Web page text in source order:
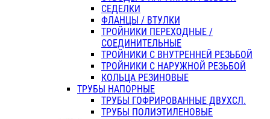
СЕДЕЛКИ
ФЛАНЦЫ / ВТУЛКИ
ТРОЙНИКИ ПЕРЕХОДНЫЕ /
СОЕДИНИТЕЛЬНЫЕ
ТРОЙНИКИ С ВНУТРЕННЕЙ РЕЗЬБОЙ
ТРОЙНИКИ С НАРУЖНОЙ РЕЗЬБОЙ
КОЛЬЦА РЕЗИНОВЫЕ
ТРУБЫ НАПОРНЫЕ
ТРУБЫ ГОФРИРОВАННЫЕ ДВУХСЛ.
ТРУБЫ ПОЛИЭТИЛЕНОВЫЕ